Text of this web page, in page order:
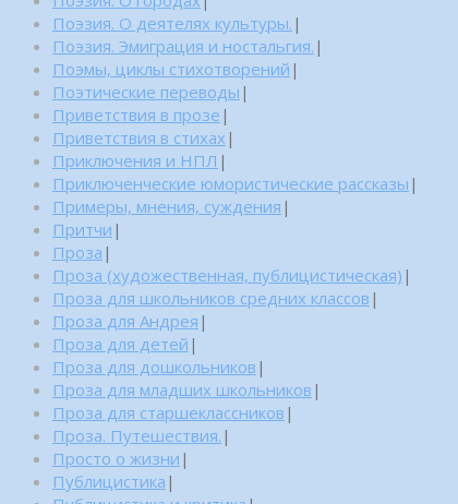
Поэзия. О деятелях культуры. |
Поэзия. Эмиграция и ностальгия. |
Поэмы, циклы стихотворений |
Поэтические переводы |
Приветствия в прозе |
Приветствия в стихах |
Приключения и НПЛ |
Приключенческие юмористические рассказы |
Примеры, мнения, суждения |
Притчи |
Проза |
Проза (художественная, публицистическая) |
Проза для школьников средних классов |
Проза для Андрея |
Проза для детей |
Проза для дошкольников |
Проза для младших школьников |
Проза для старшеклассников |
Проза. Путешествия. |
Просто о жизни |
Публицистика |